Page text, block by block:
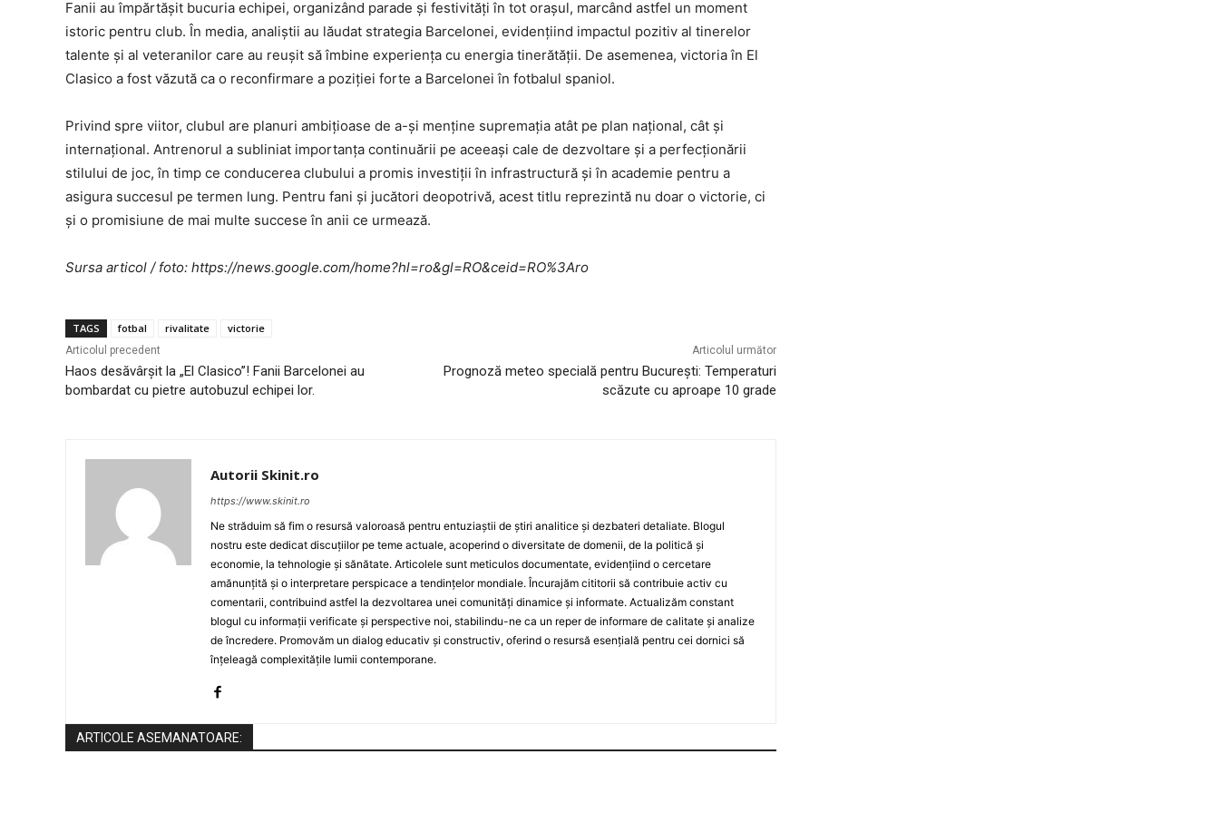
Fanii au împărtășit bucuria echipei, organizând parade și festivități în tot orașul, marcând astfel un moment
istoric pentru club. În media, analiștii au lăudat strategia Barcelonei, evidențiind impactul pozitiv al tinerelor
talente și al veteranilor care au reușit să îmbine experiența cu energia tinerătății. De asemenea, victoria în El
Clasico a fost văzută ca o reconfirmare a poziției forte a Barcelonei în fotbalul spaniol.
Privind spre viitor, clubul are planuri ambițioase de a-și menține supremația atât pe plan național, cât și
internațional. Antrenorul a subliniat importanța continuării pe aceeași cale de dezvoltare și a perfecționării
stilului de joc, în timp ce conducerea clubului a promis investiții în infrastructură și în academie pentru a
asigura succesul pe termen lung. Pentru fani și jucători deopotrivă, acest titlu reprezintă nu doar o victorie, ci
și o promisiune de mai multe succese în anii ce urmează.
Sursa articol / foto: https://news.google.com/home?hl=ro&gl=RO&ceid=RO%3Aro
TAGS fotbal rivalitate victorie
Articolul precedent
Haos desăvârșit la „El Clasico”! Fanii Barcelonei au
bombardat cu pietre autobuzul echipei lor.
Articolul următor
Prognoză meteo specială pentru București: Temperaturi
scăzute cu aproape 10 grade
Autorii Skinit.ro
https://www.skinit.ro
Ne străduim să fim o resursă valoroasă pentru entuziaștii de știri analitice și dezbateri detaliate. Blogul
nostru este dedicat discuțiilor pe teme actuale, acoperind o diversitate de domenii, de la politică și
economie, la tehnologie și sănătate. Articolele sunt meticulos documentate, evidențiind o cercetare
amănunțită și o interpretare perspicace a tendințelor mondiale. Încurajăm cititorii să contribuie activ cu
comentarii, contribuind astfel la dezvoltarea unei comunități dinamice și informate. Actualizăm constant
blogul cu informații verificate și perspective noi, stabilindu-ne ca un reper de informare de calitate și analize
de încredere. Promovăm un dialog educativ și constructiv, oferind o resursă esențială pentru cei dornici să
înțeleagă complexitățile lumii contemporane.
ARTICOLE ASEMANATOARE: